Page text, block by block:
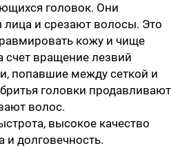
головок. Они
лица и срезают волосы. Это
кожу и чище
счет вращение лезвий
попавшие между сеткой и
головки продавливают
волос.
высокое качество
и долговечность.